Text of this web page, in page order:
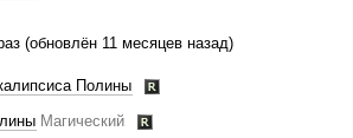
(обновлён 11 месяцев назад)
Полины
Магический